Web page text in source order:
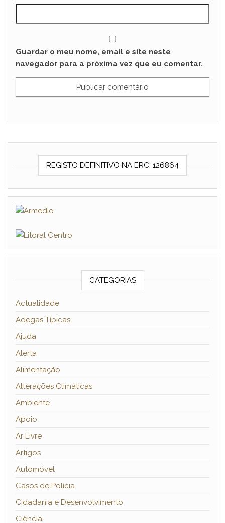
Guardar o meu nome, email e site neste
navegador para a próxima vez que eu comentar.
REGISTO DEFINITIVO NA ERC: 126864
CATEGORIAS
Actualidade
Adegas Típicas
Ajuda
Alerta
Alimentação
Alterações Climáticas
Ambiente
Apoio
Ar Livre
Artigos
Automóvel
Casos de Polícia
Cidadania e Desenvolvimento
Ciência